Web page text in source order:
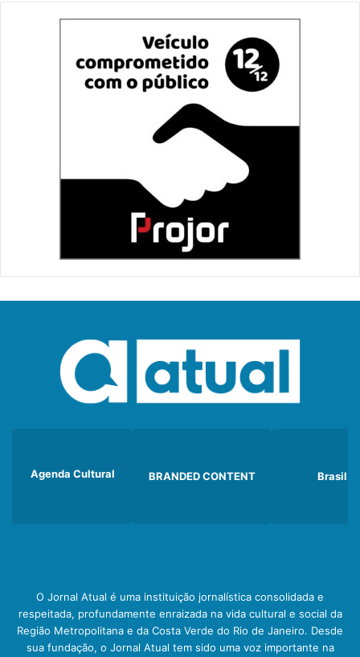
Agenda Cultural BRANDED CONTENT Brasil
O Jornal Atual é uma instituição jornalística consolidada e
respeitada, profundamente enraizada na vida cultural e social da
Região Metropolitana e da Costa Verde do Rio de Janeiro. Desde
sua fundação, o Jornal Atual tem sido uma voz importante na